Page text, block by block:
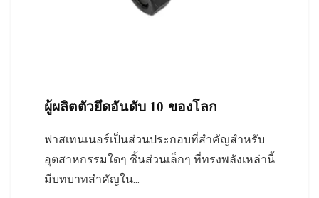
ผู้ผลิตตัวยึดอันดับ 10 ของโลก
ฟาสเทนเนอร์เป็นส่วนประกอบที่สำคัญสำหรับ
อุตสาหกรรมใดๆ ชิ้นส่วนเล็กๆ ที่ทรงพลังเหล่านี้
มีบทบาทสำคัญใน...